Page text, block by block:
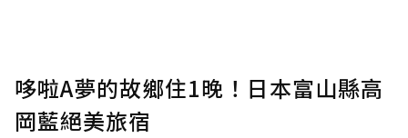
哆啦A夢的故鄉住1晚！日本富山縣高
岡藍絕美旅宿